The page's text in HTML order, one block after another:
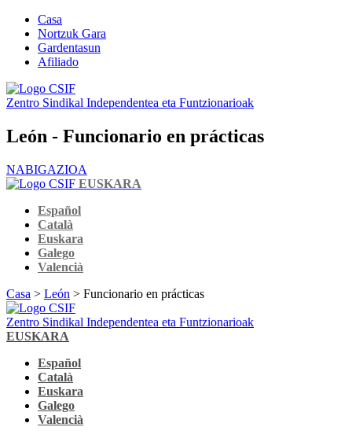
Casa
Nortzuk Gara
Gardentasun
Afiliado
Zentro Sindikal Independentea eta Funtzionarioak
León - Funcionario en prácticas
NABIGAZIOA
EUSKARA
Español
Català
Euskara
Galego
Valencià
Casa > León > Funcionario en prácticas
Zentro Sindikal Independentea eta Funtzionarioak
EUSKARA
Español
Català
Euskara
Galego
Valencià